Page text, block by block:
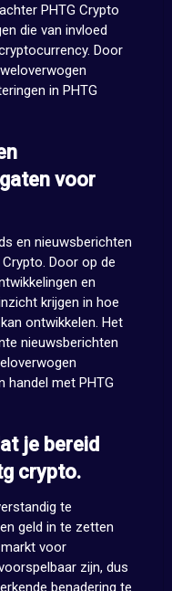
PHTG Crypto
die van invloed
Door
in PHTG
voor
en nieuwsberichten
Door op de
en
krijgen in hoe
ontwikkelen. Het
nieuwsberichten
handel met PHTG
je bereid
crypto.
te
geld in te zetten
voor
zijn, dus
benadering te